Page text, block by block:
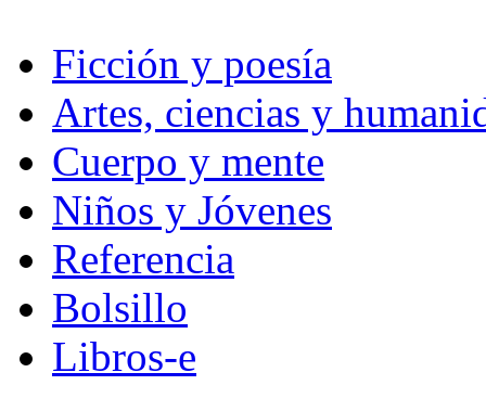
Ficción y poesía
Artes, ciencias y
Cuerpo y mente
Niños y Jóvenes
Referencia
Bolsillo
Libros-e